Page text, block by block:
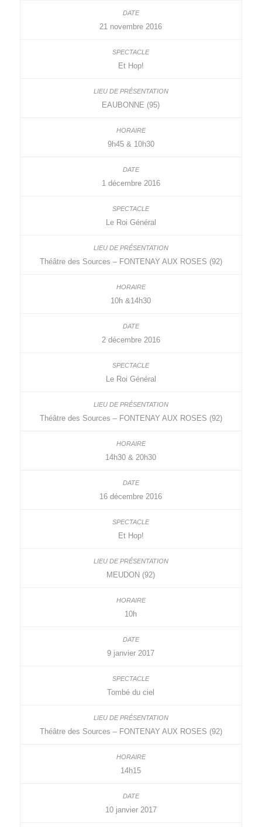
21 novembre 2016
Et Hop!
EAUBONNE (95)
9h45 & 10h30
1 décembre 2016
Le Roi Général
Théâtre des Sources – FONTENAY AUX ROSES (92)
10h &14h30
2 décembre 2016
Le Roi Général
Théâtre des Sources – FONTENAY AUX ROSES (92)
14h30 & 20h30
16 décembre 2016
Et Hop!
MEUDON (92)
10h
9 janvier 2017
Tombé du ciel
Théâtre des Sources – FONTENAY AUX ROSES (92)
14h15
10 janvier 2017